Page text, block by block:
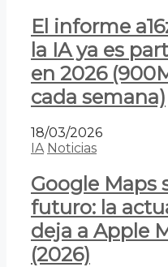
El informe
la IA ya es
en 2026
cada semana)
18/03/2026
IA Noticias
Google Maps
futuro: la
deja a Apple
(2026)